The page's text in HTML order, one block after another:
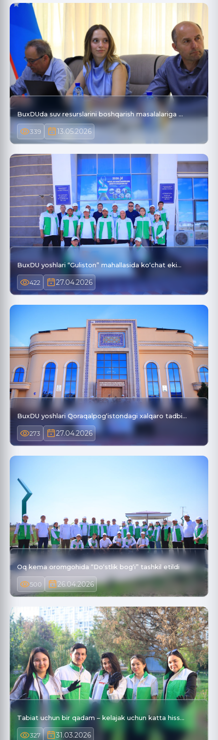
BuxDUda suv resurslarini boshqarish masalalariga …
339 13.05.2026
BuxDU yoshlari “Guliston” mahallasida ko‘chat eki…
422 27.04.2026
BuxDU yoshlari Qoraqalpog‘istondagi xalqaro tadbi…
273 27.04.2026
Oq kema oromgohida “Do‘stlik bog‘i” tashkil etildi
500 26.04.2026
Tabiat uchun bir qadam – kelajak uchun katta hiss…
327 31.03.2026